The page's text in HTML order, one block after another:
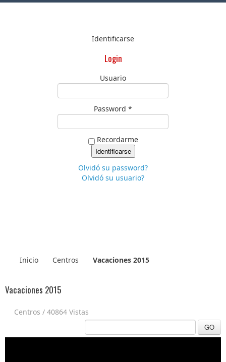
Identificarse
Login
Usuario
Password *
Recordarme
Olvidó su password?
Olvidó su usuario?
Inicio Centros Vacaciones 2015
Vacaciones 2015
Centros / 40864 Vistas
GO